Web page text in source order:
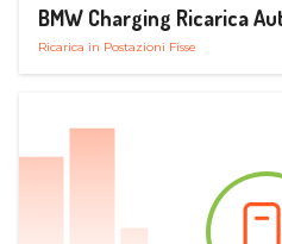
BMW Charging Ricarica
Ricarica in Postazioni Fisse